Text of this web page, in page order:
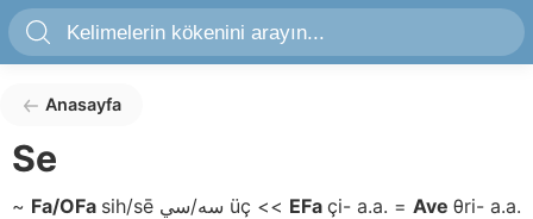
Anasayfa
Se
~ Fa/OFa sih/sē üç << EFa çi- a.a. = Ave θri- a.a.